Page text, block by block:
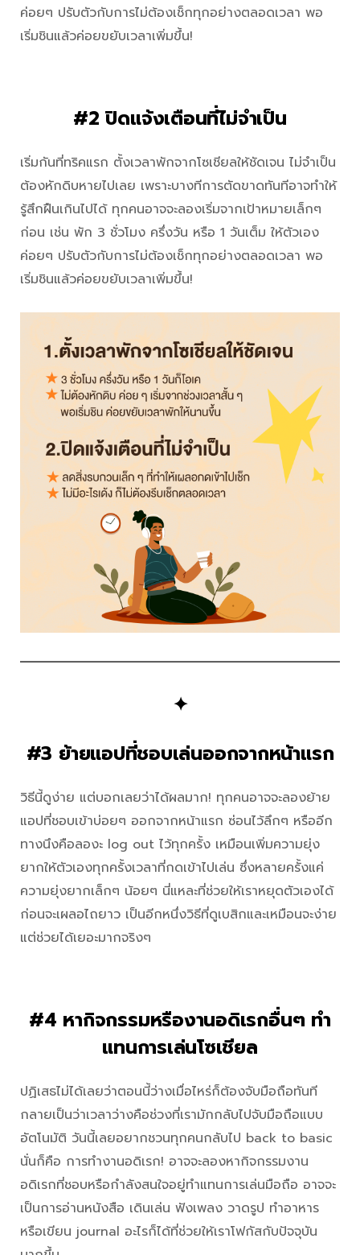
ค่อยๆ ปรับตัวกับการไม่ต้องเช็กทุกอย่างตลอดเวลา พอ
เริ่มชินแล้วค่อยขยับเวลาเพิ่มขึ้น!
#2 ปิดแจ้งเตือนที่ไม่จำเป็น
เริ่มกันที่ทริคแรก ตั้งเวลาพักจากโซเชียลให้ชัดเจน ไม่จำเป็น
ต้องหักดิบหายไปเลย เพราะบางทีการตัดขาดทันทีอาจทำให้
รู้สึกฝืนเกินไปได้ ทุกคนอาจจะลองเริ่มจากเป้าหมายเล็กๆ
ก่อน เช่น พัก 3 ชั่วโมง ครึ่งวัน หรือ 1 วันเต็ม ให้ตัวเอง
ค่อยๆ ปรับตัวกับการไม่ต้องเช็กทุกอย่างตลอดเวลา พอ
เริ่มชินแล้วค่อยขยับเวลาเพิ่มขึ้น!
✦
#3 ย้ายแอปที่ชอบเล่นออกจากหน้าแรก
วิธีนี้ดูง่าย แต่บอกเลยว่าได้ผลมาก! ทุกคนอาจจะลองย้าย
แอปที่ชอบเข้าบ่อยๆ ออกจากหน้าแรก ซ่อนไว้ลึกๆ หรืออีก
ทางนึงคือลองะ log out ไว้ทุกครั้ง เหมือนเพิ่มความยุ่ง
ยากให้ตัวเองทุกครั้งเวลาที่กดเข้าไปเล่น ซึ่งหลายครั้งแค่
ความยุ่งยากเล็กๆ น้อยๆ นี่แหละที่ช่วยให้เราหยุดตัวเองได้
ก่อนจะเผลอไถยาว เป็นอีกหนึ่งวิธีที่ดูเบสิกและเหมือนจะง่าย
แต่ช่วยได้เยอะมากจริงๆ
#4 หากิจกรรมหรืองานอดิเรกอื่นๆ ทำ
แทนการเล่นโซเชียล
ปฏิเสธไม่ได้เลยว่าตอนนี้ว่างเมื่อไหร่ก็ต้องจับมือถือทันที
กลายเป็นว่าเวลาว่างคือช่วงที่เรามักกลับไปจับมือถือแบบ
อัตโนมัติ วันนี้เลยอยากชวนทุกคนกลับไป back to basic
นั่นก็คือ การทำงานอดิเรก! อาจจะลองหากิจกรรมงาน
อดิเรกที่ชอบหรือกำลังสนใจอยู่ทำแทนการเล่นมือถือ อาจจะ
เป็นการอ่านหนังสือ เดินเล่น ฟังเพลง วาดรูป ทำอาหาร
หรือเขียน journal อะไรก็ได้ที่ช่วยให้เราโฟกัสกับปัจจุบัน